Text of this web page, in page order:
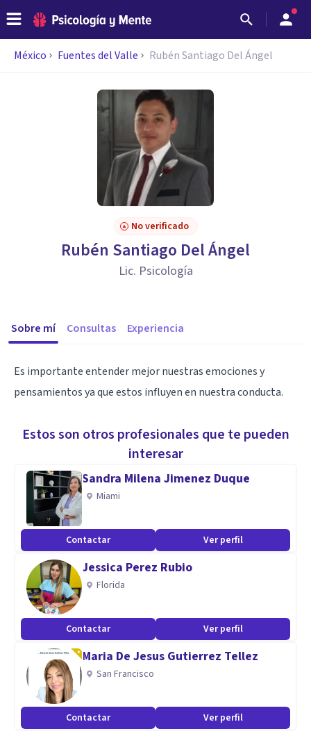
México Fuentes del Valle Rubén Santiago Del Ángel
No verificado
Rubén Santiago Del Ángel
Lic. Psicología
Sobre mí Consultas Experiencia
Es importante entender mejor nuestras emociones y
pensamientos ya que estos influyen en nuestra conducta.
Estos son otros profesionales que te pueden
interesar
Sandra Milena Jimenez Duque
Miami
Contactar Ver perfil
Jessica Perez Rubio
Florida
Contactar Ver perfil
Maria De Jesus Gutierrez Tellez
San Francisco
Contactar Ver perfil